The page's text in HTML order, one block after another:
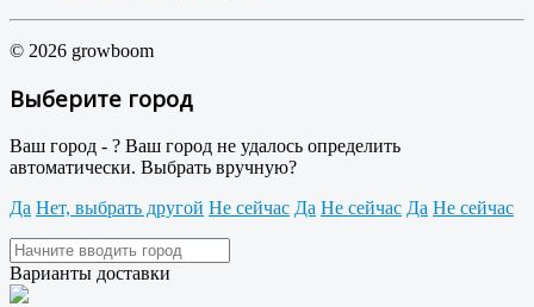
© 2026 growboom
Выберите город
Ваш город - ? Ваш город не удалось определить
автоматически. Выбрать вручную?
Да Нет, выбрать другой Не сейчас Да Не сейчас Да Не сейчас
Варианты доставки